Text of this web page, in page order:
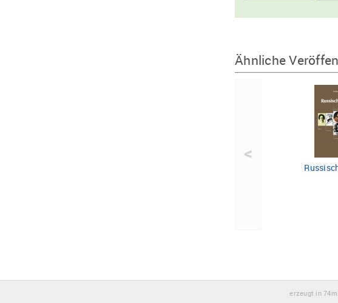
Ähnliche
<
erzeugt in